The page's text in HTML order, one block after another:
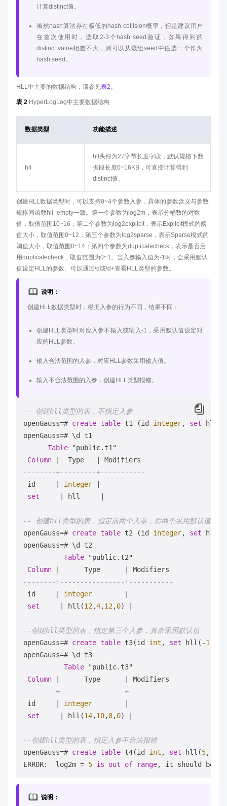
计算distinct值。
虽然hash算法存在极低的hash collision概率，但是建议用户
在首次使用时，选取2-3个hash seed验证，如果得到的
distinct value相差不大，则可以从该组seed中任选一个作为
hash seed。
HLL中主要的数据结构，请参见表2。
表 2 HyperLogLog中主要数据结构
数据类型 功能描述
hll
hll头部为27字节长度字段，默认规格下数
据段长度0~16KB，可直接计算得到
distinct值。
创建HLL数据类型时，可以支持0~4个参数入参，具体的参数含义与参数
规格同函数hll_empty一致。第一个参数为log2m，表示分桶数的对数
值，取值范围10~16；第二个参数为log2explicit，表示Explicit模式的阈
值大小，取值范围0~12；第三个参数为log2sparse，表示Sparse模式的
阈值大小，取值范围0~14；第四个参数为duplicatecheck，表示是否启
用duplicatecheck，取值范围为0~1。当入参输入值为-1时，会采用默认
值设定HLL的参数。可以通过\d或\d+查看HLL类型的参数。
说明：
创建HLL数据类型时，根据入参的行为不同，结果不同：
创建HLL类型时对应入参不输入或输入-1，采用默认值设定对
应的HLL参数。
输入合法范围的入参，对应HLL参数采用输入值。
输入不合法范围的入参，创建HLL类型报错。
-- 创建hll类型的表，不指定入参
openGauss=# create table t1 (id integer, set hll);
openGauss=# \d t1
Table "public.t1"
Column
  Type
--------+---------+-----------
id
integer
set
hll
-- 创建hll类型的表，指定前两个入参，后两个采用默认值
openGauss=# create table t2 (id integer, set hll(
openGauss=# \d t2
Table "public.t2"
Column
      Type
--------+----------------+-----------
id
integer
set
hll(12,4,12,0)
--创建hll类型的表，指定第三个入参，其余采用默认值
openGauss=# create table t3(id int , set hll( -1
openGauss=# \d t3
Table "public.t3"
Column
      Type
--------+----------------+-----------
id
integer
set
hll(14,10,8,0)
--创建hll类型的表，指定入参不合法报错
openGauss=# create table t4(id int , set hll(5,
ERROR:  log2m = 5 is out of range, it should be
说明：